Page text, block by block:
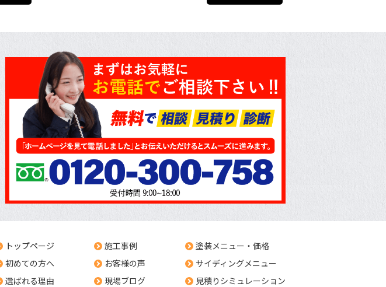
トップページ
初めての方へ
選ばれる理由
施工事例
お客様の声
現場ブログ
塗装メニュー・価格
サイディングメニュー
見積りシミュレーション